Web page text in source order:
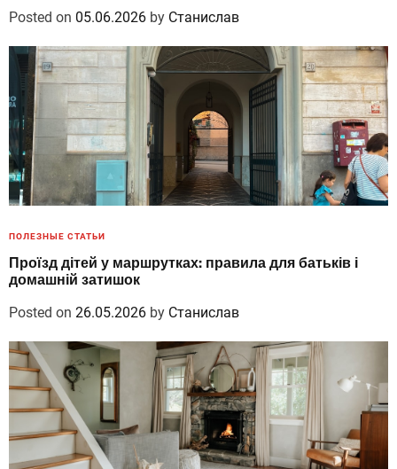
Posted on 05.06.2026 by Станислав
ПОЛЕЗНЫЕ СТАТЬИ
Проїзд дітей у маршрутках: правила для батьків і
домашній затишок
Posted on 26.05.2026 by Станислав